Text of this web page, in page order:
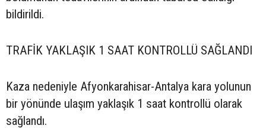
bildirildi.
TRAFİK YAKLAŞIK 1 SAAT KONTROLLÜ SAĞLANDI
Kaza nedeniyle Afyonkarahisar-Antalya kara yolunun
bir yönünde ulaşım yaklaşık 1 saat kontrollü olarak
sağlandı.